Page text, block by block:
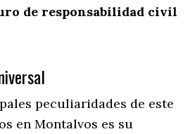
de responsabilidad civil
peculiaridades de este
en Montalvos es su